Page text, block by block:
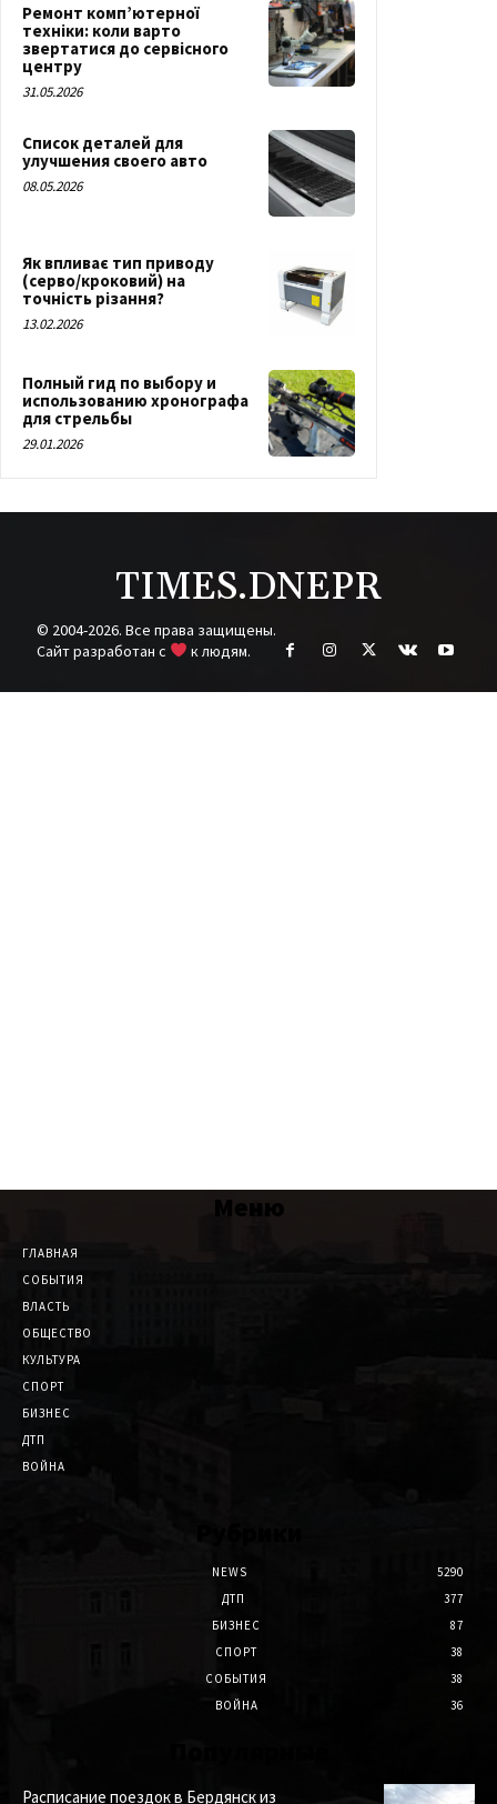
Ремонт комп’ютерної
техніки: коли варто
звертатися до сервісного
центру
31.05.2026
Список деталей для
улучшения своего авто
08.05.2026
Як впливає тип приводу
(серво/кроковий) на
точність різання?
13.02.2026
Полный гид по выбору и
использованию хронографа
для стрельбы
29.01.2026
TIMES.DNEPR
© 2004-2026. Все права защищены.
Cайт разработан с
к людям.
Меню
ГЛАВНАЯ
СОБЫТИЯ
ВЛАСТЬ
ОБЩЕСТВО
КУЛЬТУРА
СПОРТ
БИЗНЕС
ДТП
ВОЙНА
NEWS
5290
ДТП
377
БИЗНЕС
87
СПОРТ
38
СОБЫТИЯ
38
ВОЙНА
36
Расписание поездок в Бердянск из